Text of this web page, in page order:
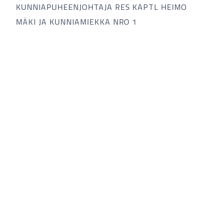
KUNNIAPUHEENJOHTAJA RES KAPTL HEIMO
MÄKI JA KUNNIAMIEKKA NRO 1